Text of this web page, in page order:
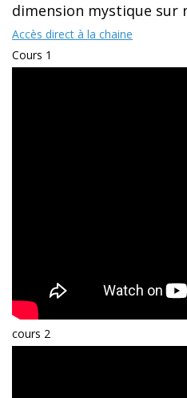
dimension mystique sur
Accès direct à la chaine
Cours 1
cours 2